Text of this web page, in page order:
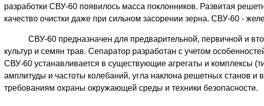
разработки СВУ-60 появилось масса поклонников. Развитая
качество очистки даже при сильном засорении зерна. СВУ-60 -
СВУ-60 предназначен для предварительной, первичной и
культур и семян трав. Сепаратор разработан с учетом
СВУ-60 устанавливается в существующие агрегаты и комплексы
амплитуды и частоты колебаний, угла наклона решетных станов и
требованиям охраны окружающей среды и техники безопасности.